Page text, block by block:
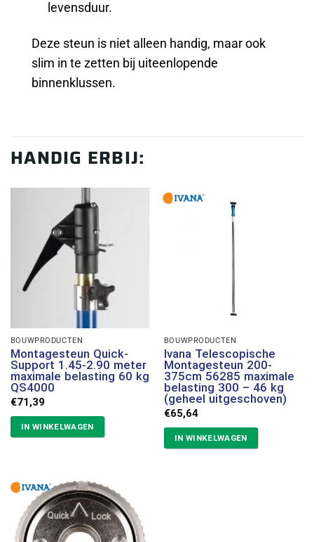
levensduur.
Deze steun is niet alleen handig, maar ook
slim in te zetten bij uiteenlopende
binnenklussen.
HANDIG ERBIJ:
BOUWPRODUCTEN
Montagesteun Quick-
Support 1.45-2.90 meter
maximale belasting 60 kg
QS4000
€71,39
IN WINKELWAGEN
BOUWPRODUCTEN
Ivana Telescopische
Montagesteun 200-
375cm 56285 maximale
belasting 300 – 46 kg
(geheel uitgeschoven)
€65,64
IN WINKELWAGEN